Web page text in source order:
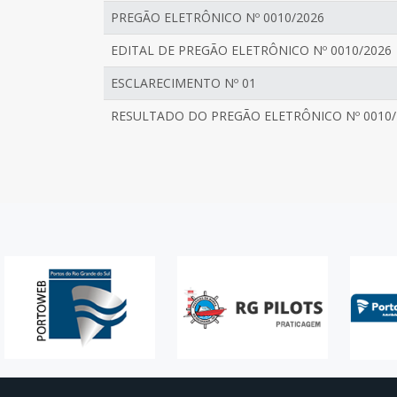
PREGÃO ELETRÔNICO Nº 0010/2026
EDITAL DE PREGÃO ELETRÔNICO Nº 0010/2026
ESCLARECIMENTO Nº 01
RESULTADO DO PREGÃO ELETRÔNICO Nº